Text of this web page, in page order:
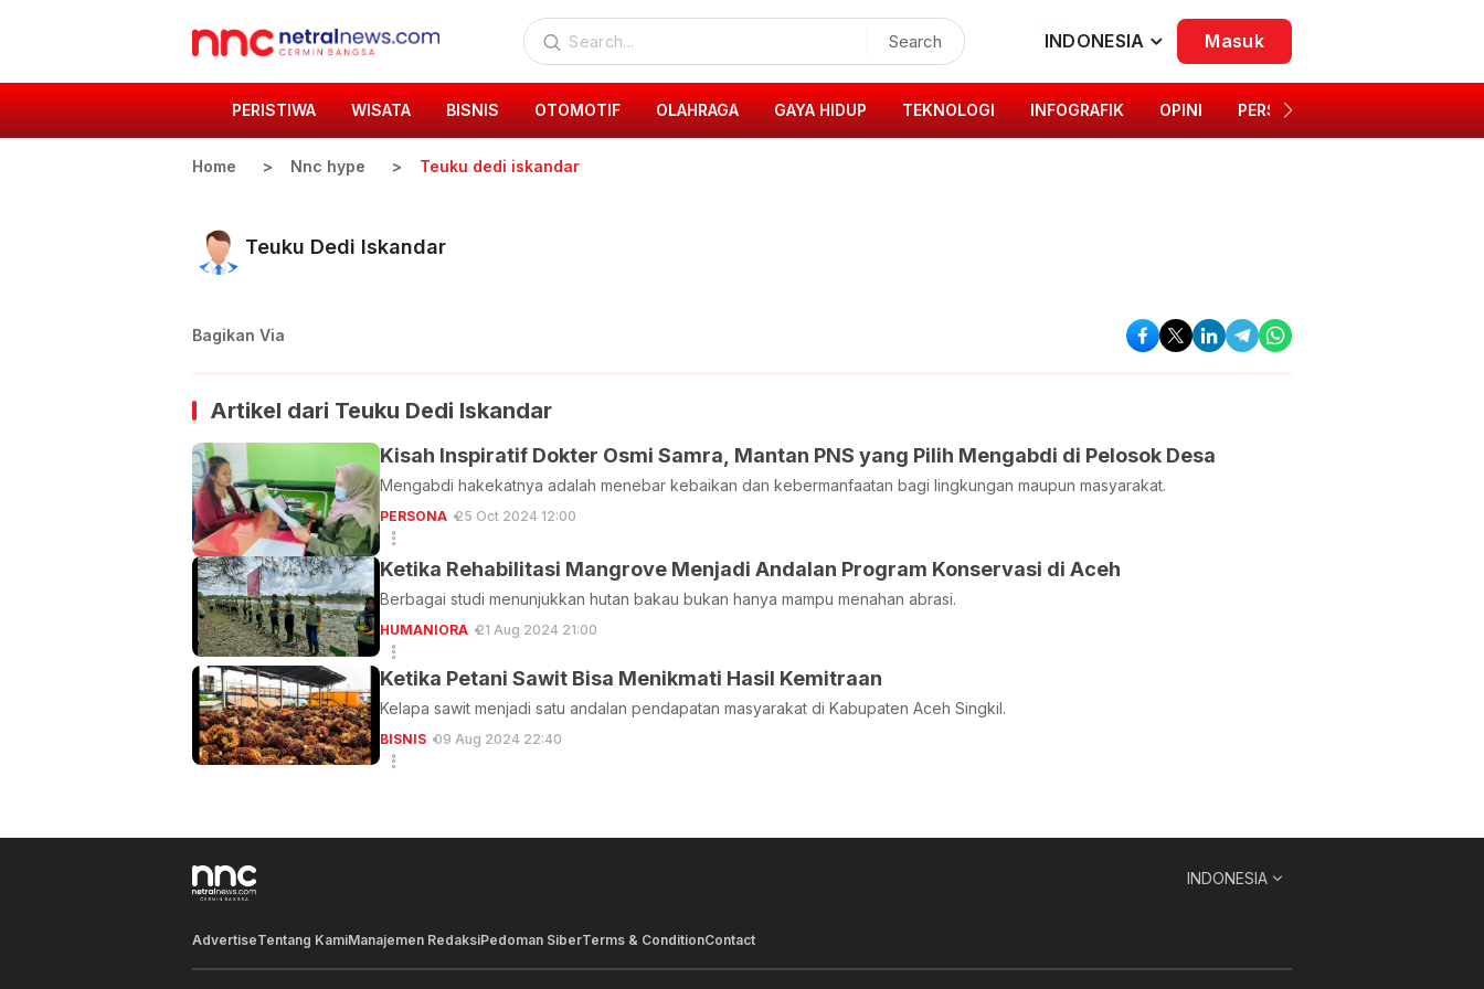
Search INDONESIA Masuk
PERISTIWA WISATA BISNIS OTOMOTIF OLAHRAGA GAYA HIDUP TEKNOLOGI INFOGRAFIK OPINI PERSONA
Home Nnc hype Teuku dedi iskandar
Teuku Dedi Iskandar
Bagikan Via
Artikel dari Teuku Dedi Iskandar
Kisah Inspiratif Dokter Osmi Samra, Mantan PNS yang Pilih Mengabdi di Pelosok Desa
Mengabdi hakekatnya adalah menebar kebaikan dan kebermanfaatan bagi lingkungan maupun masyarakat.
PERSONA 25 Oct 2024 12:00
Ketika Rehabilitasi Mangrove Menjadi Andalan Program Konservasi di Aceh
Berbagai studi menunjukkan hutan bakau bukan hanya mampu menahan abrasi.
HUMANIORA 21 Aug 2024 21:00
Ketika Petani Sawit Bisa Menikmati Hasil Kemitraan
Kelapa sawit menjadi satu andalan pendapatan masyarakat di Kabupaten Aceh Singkil.
BISNIS 09 Aug 2024 22:40
INDONESIA
AdvertiseTentang KamiManajemen RedaksiPedoman SiberTerms & ConditionContact